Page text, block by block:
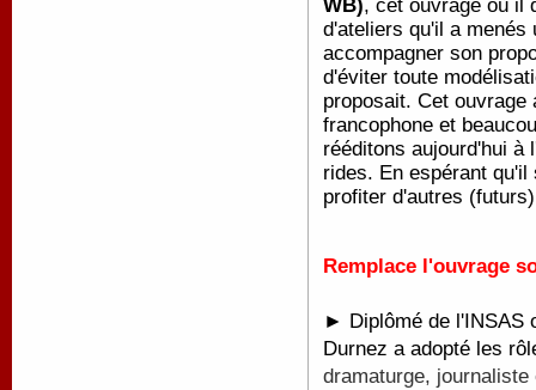
WB), cet ouvrage où il
d'ateliers qu'il a menés
accompagner son
d'éviter toute
proposait. Cet ouvrage
francophone et
rééditons aujourd'hui à
rides. En espérant
profiter d'autres
Remplace l'ouvrage
► Diplômé de l'INSAS
Durnez a adopté les
dramaturge,